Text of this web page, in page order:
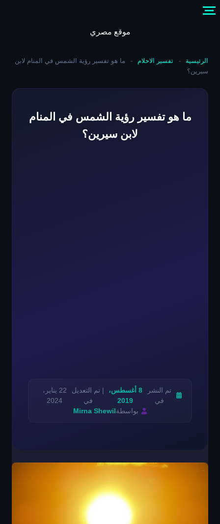
موقع مصري
الرئيسية - تفسير الاحلام -
ما هو تفسير رؤية الشمس في المنام لابن
سيرين؟
ما هو تفسير رؤية الشمس في المنام
لابن سيرين؟
تم النشر
في
8 أغسطس،
2019
| تم التعديل
في
22 يناير،
2024
بواسطة Mirna Shewil